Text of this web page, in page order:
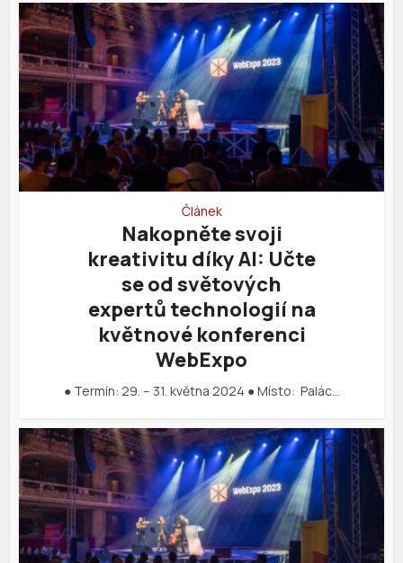
Článek
Nakopněte svoji
kreativitu díky AI: Učte
se od světových
expertů technologií na
květnové konferenci
WebExpo
● Termín: 29. – 31. května 2024 ● Místo: Palác…